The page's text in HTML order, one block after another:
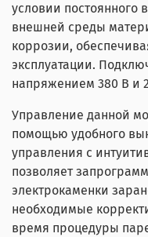
условии постоянного
внешней среды
коррозии,
эксплуатации.
напряжением 380 В и
Управление данной
помощью удобного
управления с
позволяет
электрокаменки
необходимые
время процедуры